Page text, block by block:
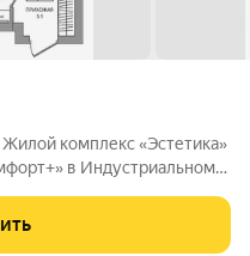
комплекс «Эстетика»
в Индустриальном
паркинг,